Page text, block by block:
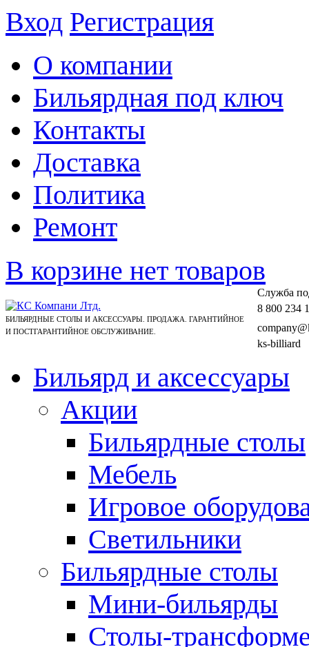
Вход Регистрация
О компании
Бильярдная под ключ
Контакты
Доставка
Политика
Ремонт
В корзине нет товаров
БИЛЬЯРДНЫЕ СТОЛЫ И АКСЕССУАРЫ. ПРОДАЖА. ГАРАНТИЙНОЕ
И ПОСТГАРАНТИЙНОЕ ОБСЛУЖИВАНИЕ.
Cлужба
8 800 234
ks-billiard
Бильярд и аксессуары
Акции
Бильярдные столы
Мебель
Игровое
Светильники
Бильярдные столы
Мини-бильярды
Столы-